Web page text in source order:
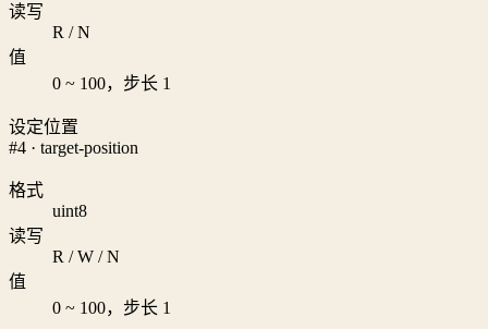
读写
R / N
值
0 ~ 100，步长 1
设定位置
#4 · target-position
格式
uint8
读写
R / W / N
值
0 ~ 100，步长 1